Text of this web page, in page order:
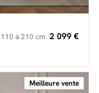
à 210 cm 2 099 €
Meilleure vente